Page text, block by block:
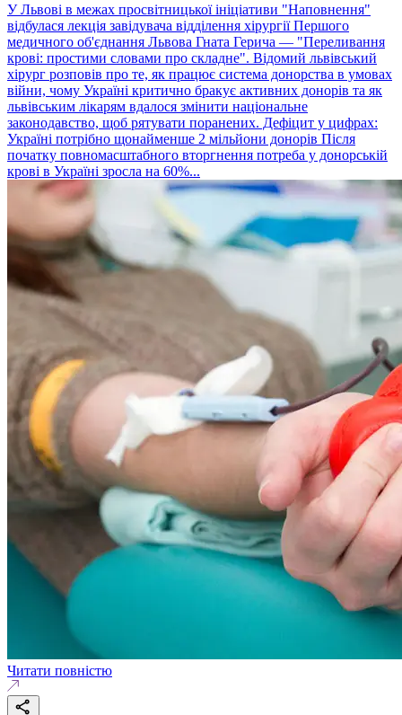
У Львові в межах просвітницької ініціативи "Наповнення"
відбулася лекція завідувача відділення хірургії Першого
медичного об'єднання Львова Гната Герича — "Переливання
крові: простими словами про складне". Відомий львівський
хірург розповів про те, як працює система донорства в умовах
війни, чому Україні критично бракує активних донорів та як
львівським лікарям вдалося змінити національне
законодавство, щоб рятувати поранених. Дефіцит у цифрах:
Україні потрібно щонайменше 2 мільйони донорів Після
початку повномасштабного вторгнення потреба у донорській
крові в Україні зросла на 60%...
Читати повністю